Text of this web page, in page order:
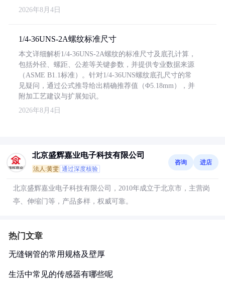
2026年8月4日
1/4-36UNS-2A螺纹标准尺寸
本文详细解析1/4-36UNS-2A螺纹的标准尺寸及底孔计算，
包括外径、螺距、公差等关键参数，并提供专业数据来源
（ASME B1.1标准）。针对1/4-36UNS螺纹底孔尺寸的常
见疑问，通过公式推导给出精确推荐值（Φ5.18mm），并
附加工艺建议与扩展知识。
2026年8月4日
北京盛辉嘉业电子科技有限公司
法人:黄雯 通过深度核验
咨询 进店
北京盛辉嘉业电子科技有限公司，2010年成立于北京市，主营岗
亭、伸缩门等，产品多样，权威可靠。
热门文章
无缝钢管的常用规格及壁厚
生活中常见的传感器有哪些呢